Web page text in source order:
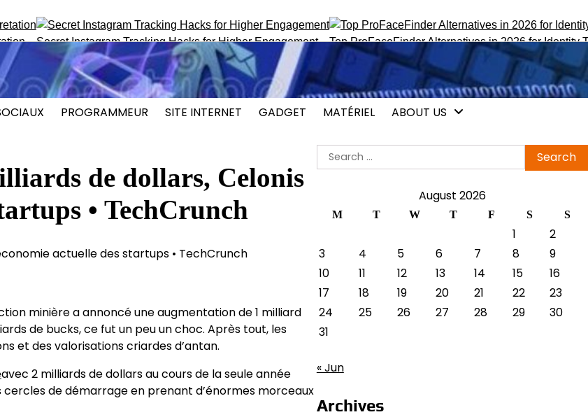
Secret Instagram Tracking Hacks for Higher Engagement Top ProFaceFinder Alternatives in 2026 for Identity
PROGRAMMEUR SITE INTERNET GADGET MATÉRIEL ABOUT US
de dollars, Celonis
• TechCrunch
minière a annoncé une augmentation de 1 milliard
de bucks, ce fut un peu un choc. Après tout, les
et des valorisations criardes d’antan.
avec 2 milliards de dollars au cours de la seule année
de démarrage en prenant d’énormes morceaux
Search
for:
August 2026
M T W T F S S
1
2
3
4 5 6 7 8
9
10
11 12 13 14 15
16
17
18 19 20 21 22
23
24
25 26 27 28 29
30
31
« Jun
Archives